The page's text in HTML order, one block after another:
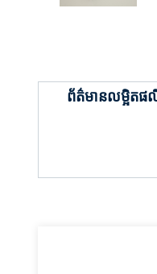
ព័ត៌មានលម្អិត